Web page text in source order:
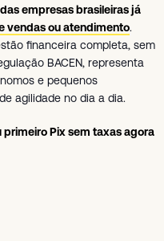
empresas brasileiras já
vendas ou atendimento.
financeira completa, sem
BACEN, representa
e pequenos
agilidade no dia a dia.
Pix sem taxas agora